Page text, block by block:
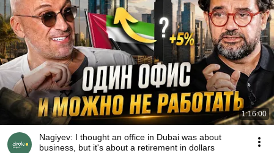
1:16:00
Nagiyev: I thought an office in Dubai was about
business, but it's about a retirement in dollars